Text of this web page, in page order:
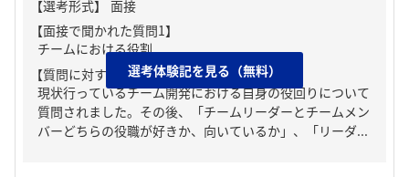
【面接で聞かれた質問1】
チームにおける役割
【質問に対する回答1】
現状行っているチーム開発における自身の役回りについて
質問されました。その後、「チームリーダーとチームメン
バーどちらの役職が好きか、向いているか」、「リーダ...
選考体験記を見る（無料）